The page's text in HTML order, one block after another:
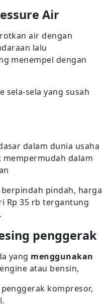
Air
air dengan
lalu
menempel dengan
sela-sela yang susah
dalam dunia usaha
dalam
pindah, harga
Rp 35 rb tergantung
penggerak
yang menggunakan
atau bensin,
kompresor,